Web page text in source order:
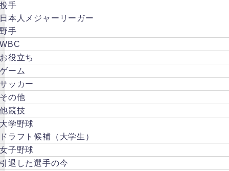
手
本人メジャーリーガー
手
役立ち
ーム
ッカー
の他
競技
学野球
ラフト候補（大学生）
子野球
退した選手の今